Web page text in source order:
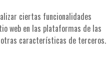
ciertas funcionalidades
web en las plataformas de las
características de terceros.